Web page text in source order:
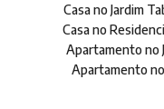
Casa no Jardim
Casa no
Apartamento no
Apartamento